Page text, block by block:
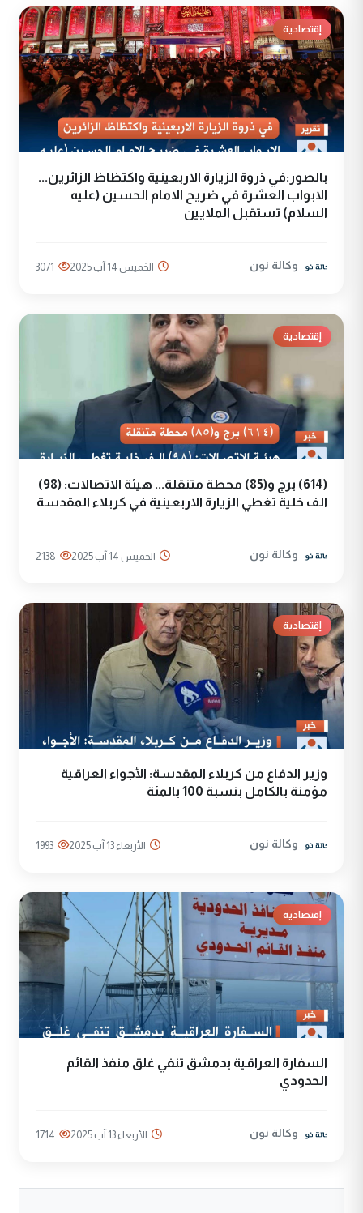
إقتصادية
بالصور:في ذروة الزيارة الاربعينية واكتظاظ الزائرين...
الابواب العشرة في ضريح الامام الحسين (عليه
السلام) تستقبل الملايين
وكالة نون الخميس 14 آب 2025 3071
إقتصادية
(614) برج و(85) محطة متنقلة... هيئة الاتصالات: (98)
الف خلية تغطي الزيارة الاربعينية في كربلاء المقدسة
وكالة نون الخميس 14 آب 2025 2138
إقتصادية
وزير الدفاع من كربلاء المقدسة: الأجواء العراقية
مؤمنة بالكامل بنسبة 100 بالمئة
وكالة نون الأربعاء 13 آب 2025 1993
إقتصادية
السفارة العراقية بدمشق تنفي غلق منفذ القائم
الحدودي
وكالة نون الأربعاء 13 آب 2025 1714